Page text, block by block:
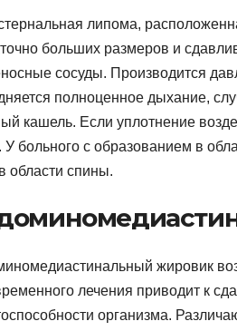
липома,
больших размеров и
сосуды. Производится
полноценное дыхание,
кашель. Если уплотнение
больного с образованием в
области спины.
жировик
лечения приводит к
организма.